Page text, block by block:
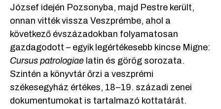
József idején Pozsonyba, majd Pestre került,
onnan vitték vissza Veszprémbe, ahol a
következő évszázadokban folyamatosan
gazdagodott – egyik legértékesebb kincse Migne:
Cursus patrologiae latin és görög sorozata.
Szintén a könyvtár őrzi a veszprémi
székesegyház értékes, 18–19. századi zenei
dokumentumokat is tartalmazó kottatárát.